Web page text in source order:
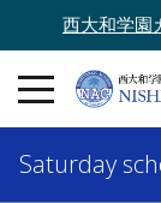
西大和学園
Saturday